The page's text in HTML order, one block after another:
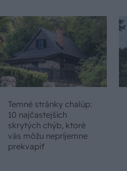
Temné stránky chalúp:
10 najčastejších
skrytých chýb, ktoré
vás môžu nepríjemne
prekvapiť